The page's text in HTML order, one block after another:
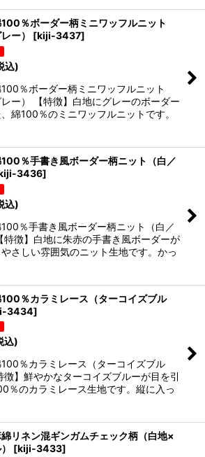
％ボーダー柄ミニワッフルニット
ー）
[kiji-3437]
込)
％ボーダー柄ミニワッフルニット
レー） 【特徴】白地にグレーのボーダー
綿100％のミニワッフルニットです。
％手書き風ボーダー柄ニット（白／
3436]
込)
％手書き風ボーダー柄ニット（白／
特徴】白地に朱赤の手書き風ボーダーが
さしい雰囲気のニット生地です。かっ
％カラミレース（ターコイズブル
3434]
込)
％カラミレース（ターコイズブル
徴】鮮やかなターコイズブルーが目を引
％のカラミレース生地です。縦に入っ
リネン混ギンガムチェック柄（白地×
[kiji-3433]